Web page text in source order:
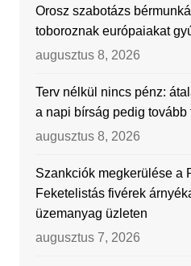
Orosz szabotázs
toboroznak európaiakat
augusztus 8, 2026
Terv nélkül nincs pénz:
a napi bírság pedig tovább
augusztus 8, 2026
Szankciók megkerülése a
Feketelistás fivérek
üzemanyag üzleten
augusztus 7, 2026